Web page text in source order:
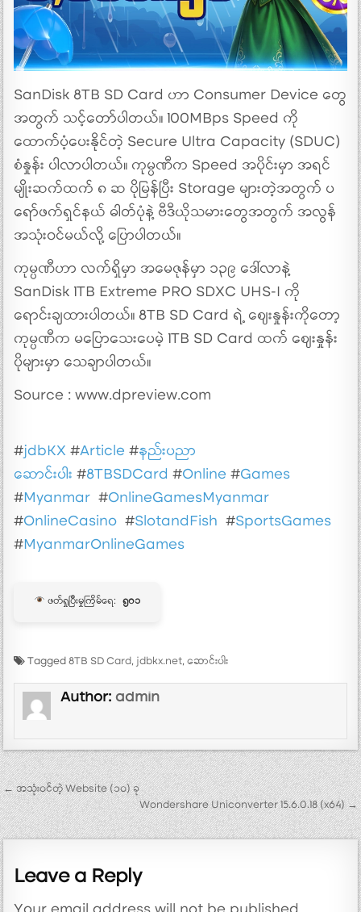
SanDisk 8TB SD Card ဟာ Consumer Device တွေ
အတွက် သင့်တော်ပါတယ်။ 100MBps Speed ကို
ထောက်ပံ့ပေးနိုင်တဲ့ Secure Ultra Capacity (SDUC)
စံနှုန်း ပါလာပါတယ်။ ကုမ္ပဏီက Speed အပိုင်းမှာ အရင်
မျိုးဆက်ထက် ၈ ဆ ပိုမြန်ပြီး Storage များတဲ့အတွက် ပ
ရော်ဖက်ရှင်နယ် ဓါတ်ပုံနဲ့ ဗီဒီယိုသမားတွေအတွက် အလွန်
အသုံးဝင်မယ်လို့ ပြောပါတယ်။
ကုမ္ပဏီဟာ လက်ရှိမှာ အမေဇုန်မှာ ၁၃၉ ဒေါ်လာနဲ့
SanDisk 1TB Extreme PRO SDXC UHS-I ကို
ရောင်းချထားပါတယ်။ 8TB SD Card ရဲ့ ဈေးနှုန်းကိုတော့
ကုမ္ပဏီက မပြောသေးပေမဲ့ 1TB SD Card ထက် ဈေးနှုန်း
ပိုများမှာ သေချာပါတယ်။
Source : www.dpreview.com
#jdbKX #Article #နည်းပညာ
ဆောင်းပါး #8TBSDCard #Online #Games
#Myanmar #OnlineGamesMyanmar
#OnlineCasino #SlotandFish #SportsGames
#MyanmarOnlineGames
ဖတ်ရှုပြီးမှုကြိမ်ရေ: ၅၀၁
Tagged8TB SD Card,jdbkx.net,ဆောင်းပါး
Author:admin
Post navigation
← အသုံးဝင်တဲ့ Website (၁၀) ခု
Wondershare Uniconverter 15.6.0.18 (x64) →
Leave a Reply